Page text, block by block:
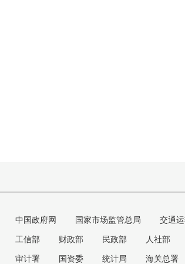
中国政府网 国家市场监管总局 交通
工信部 财政部 民政部 人社部
审计署 国资委 统计局 海关总署